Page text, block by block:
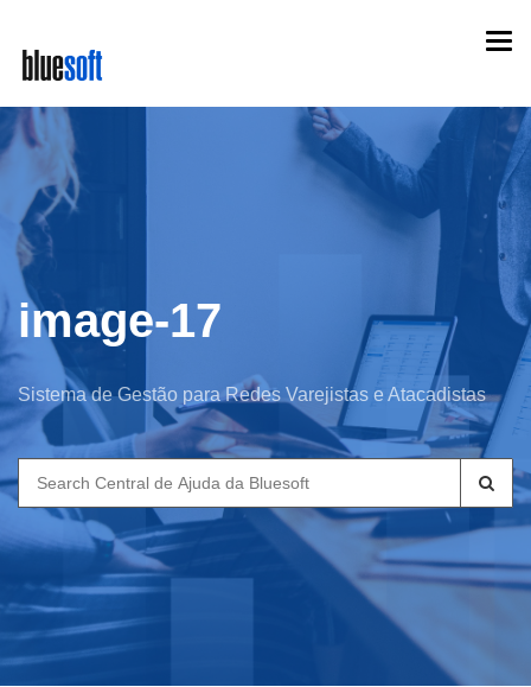
main
content
image-17
Sistema de Gestão para Redes Varejistas e Atacadistas
Search
for: